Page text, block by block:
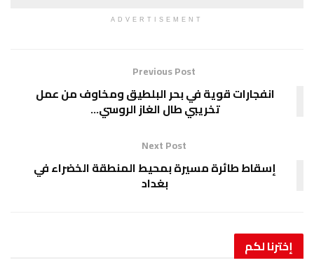
ADVERTISEMENT
Previous Post
انفجارات قوية في بحر البلطيق ومخاوف من عمل
تخريبي طال الغاز الروسي…
Next Post
إسقاط طائرة مسيرة بمحيط المنطقة الخضراء في
بغداد
إخترنالكم